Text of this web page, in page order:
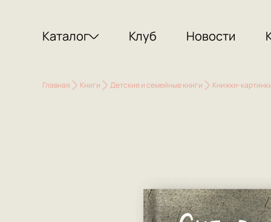
Каталог Клуб Новости
Главная Книги Детские и семейные книги Книжки-